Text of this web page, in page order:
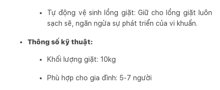
Tự động vệ sinh lồng giặt: Giữ cho lồng giặt luôn
sạch sẽ, ngăn ngừa sự phát triển của vi khuẩn.
Thông số kỹ thuật:
Khối lượng giặt: 10kg
Phù hợp cho gia đình: 5-7 người